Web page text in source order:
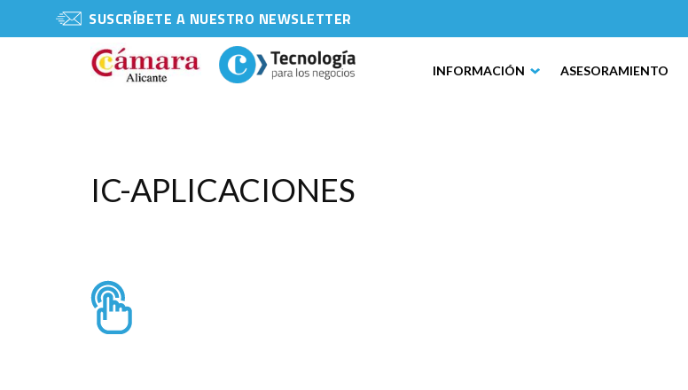
SUSCRÍBETE A NUESTRO NEWSLETTER
INFORMACIÓN ASESORAMIENTO
IC-APLICACIONES